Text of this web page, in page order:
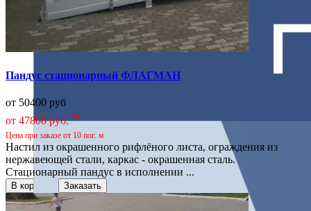
Пандус стационарный ФЛАГМАН
от 50400 руб
от 47800 руб.*
Цена при заказе от 10 пог. м
Настил из окрашенного рифлёного листа, ограждения из
нержавеющей стали, каркас - окрашенная сталь.
Стационарный пандус в исполнении ...